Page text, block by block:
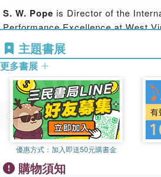
S. W. Pope is Director of the
Performance Excellence at West
During 2003 he was a Leverhulme
International Centre for Sport
Montfort University, Leicester and
American history at the University
2004-2008. He received a PhD
University of Maine in 1993.
主題書展
更多書展
優惠方式： 加入即送50元購書金
購物須知